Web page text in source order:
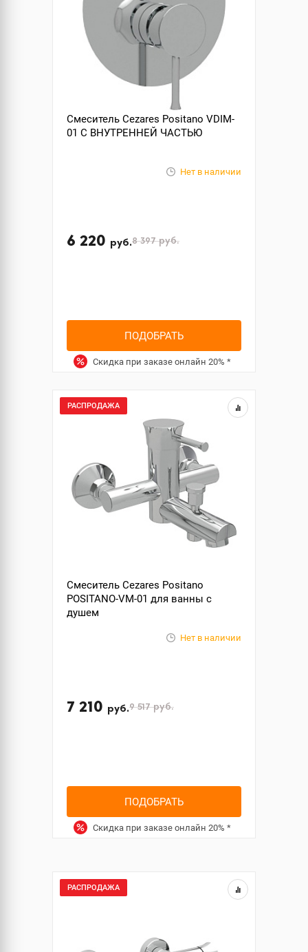
Смеситель Cezares Positano VDIM-
01 С ВНУТРЕННЕЙ ЧАСТЬЮ
Нет в наличии
6 220 руб.8 397руб.
ПОДОБРАТЬ
Скидка при заказе онлайн 20% *
РАСПРОДАЖА
Смеситель Cezares Positano
POSITANO-VM-01 для ванны с
душем
Нет в наличии
7 210 руб.9 517руб.
ПОДОБРАТЬ
Скидка при заказе онлайн 20% *
РАСПРОДАЖА